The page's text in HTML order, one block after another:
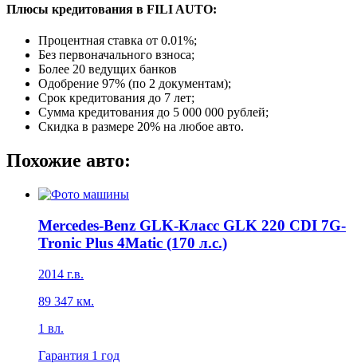
Плюсы кредитования в FILI AUTO:
Процентная ставка от 0.01%;
Без первоначального взноса;
Более 20 ведущих банков
Одобрение 97% (по 2 документам);
Срок кредитования до 7 лет;
Сумма кредитования до 5 000 000 рублей;
Скидка в размере 20% на любое авто.
Похожие авто:
Mercedes-Benz GLK-Класс GLK 220 CDI 7G-
Tronic Plus 4Matic (170 л.с.)
2014 г.в.
89 347 км.
1 вл.
Гарантия 1 год